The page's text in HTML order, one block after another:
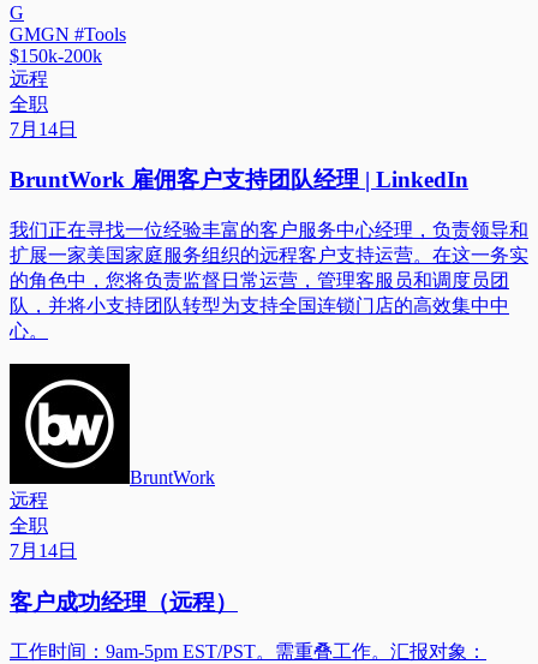
G
GMGN #Tools
$150k-200k
远程
全职
7月14日
BruntWork 雇佣客户支持团队经理 | LinkedIn
我们正在寻找一位经验丰富的客户服务中心经理，负责领导和
扩展一家美国家庭服务组织的远程客户支持运营。在这一务实
的角色中，您将负责监督日常运营，管理客服员和调度员团
队，并将小支持团队转型为支持全国连锁门店的高效集中中
心。
BruntWork
远程
全职
7月14日
客户成功经理（远程）
工作时间：9am-5pm EST/PST。需重叠工作。汇报对象：